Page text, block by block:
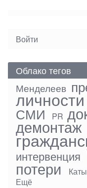
User
Войти
Облако тегов
Менделеев
личности
СМИ PR
демонтаж
интервенция
потери
Ещё